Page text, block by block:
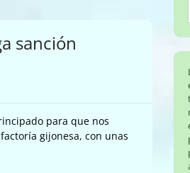
sanción
para que nos
gijonesa, con unas